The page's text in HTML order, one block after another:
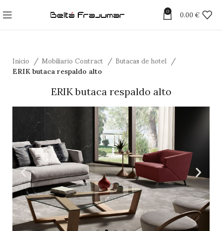
0 0.00 €
Inicio Mobiliario Contract Butacas de hotel
ERIK butaca respaldo alto
ERIK butaca respaldo alto